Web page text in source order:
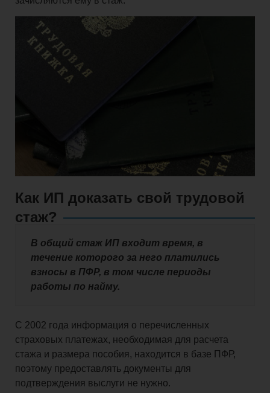
взносы
Физическим
лицам
Как ИП доказать свой трудовой
стаж?
В общий стаж ИП входит время, в
течение которого за него платились
взносы в ПФР, в том числе периоды
работы по найму.
С 2002 года информация о перечисленных
страховых платежах, необходимая для расчета
стажа и размера пособия, находится в базе ПФР,
поэтому предоставлять документы для
подтверждения выслуги не нужно.